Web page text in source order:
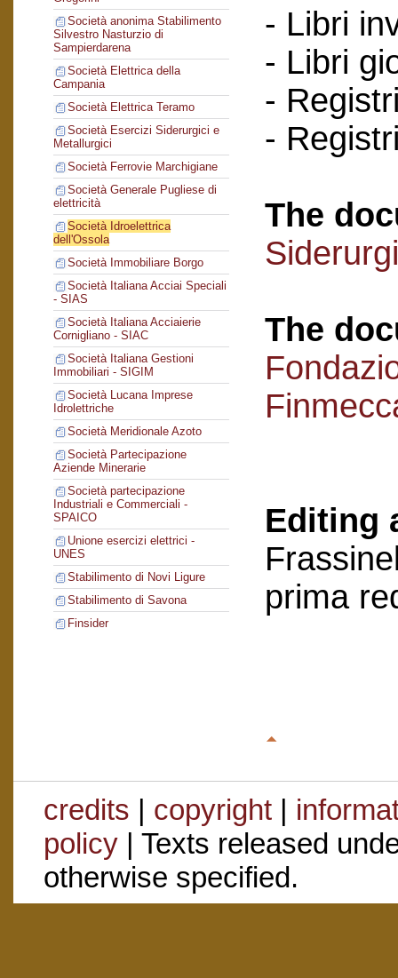
Società anonima Stabilimento
Silvestro Nasturzio di
Sampierdarena
Società Elettrica della
Campania
Società Elettrica Teramo
Società Esercizi Siderurgici e
Metallurgici
Società Ferrovie Marchigiane
Società Generale Pugliese di
elettricità
Società Idroelettrica
dell'Ossola
Società Immobiliare Borgo
Società Italiana Acciai Speciali
- SIAS
Società Italiana Acciaierie
Cornigliano - SIAC
Società Italiana Gestioni
Immobiliari - SIGIM
Società Lucana Imprese
Idrolettriche
Società Meridionale Azoto
Società Partecipazione
Aziende Minerarie
Società partecipazione
Industriali e Commerciali -
SPAICO
Unione esercizi elettrici -
UNES
Stabilimento di Novi Ligure
Stabilimento di Savona
Finsider
- Libri
- Libri
-
-
The
The
Editing
prima
credits | copyright|
policy| Texts released
otherwise specified.